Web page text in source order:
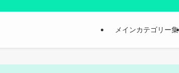
メインカテゴリー集